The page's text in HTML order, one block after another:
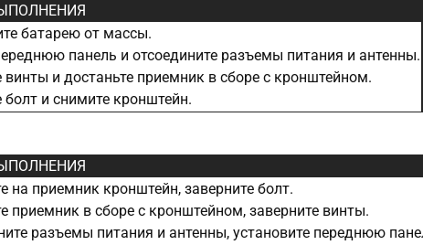
батарею от массы.
панель и отсоедините разъемы питания и антенны.
винты и достаньте приемник в сборе с кронштейном.
болт и снимите кронштейн.
на приемник кронштейн, заверните болт.
приемник в сборе с кронштейном, заверните винты.
разъемы питания и антенны, установите переднюю